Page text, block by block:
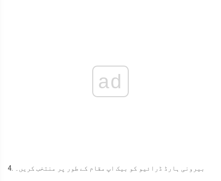
ad
4. بیرونی ہارڈ ڈرائیو کو بیک اپ مقام کے طور پر منتخب کریں۔